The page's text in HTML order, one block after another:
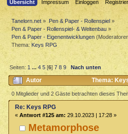
Übersicht Impressum Einloggen
Tanelorn.net » Pen & Paper - Rollenspiel»
Pen & Paper - Rollenspiel- & Weltenbau »
Pen & Paper - Eigenentwicklungen
Thema: Keys RPG
Seiten:1 ...4 5 [6]7 8 9 Nach unten
Autor Thema:
0 Mitglieder und 2 Gäste betrachten dieses
Metamorphose
Re: Keys RPG
« Antwort #125 am: 29.10.2023 | 17:28 »